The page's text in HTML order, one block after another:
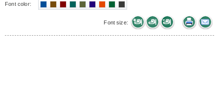
Font color:
Font size: